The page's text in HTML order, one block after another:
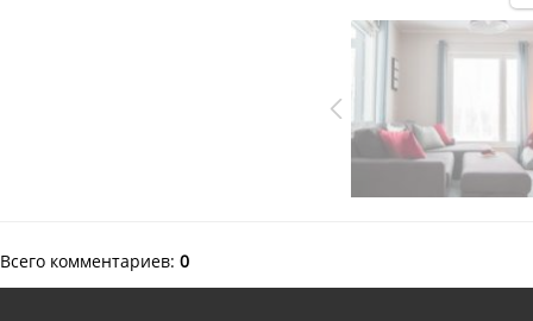
Всего комментариев: 0